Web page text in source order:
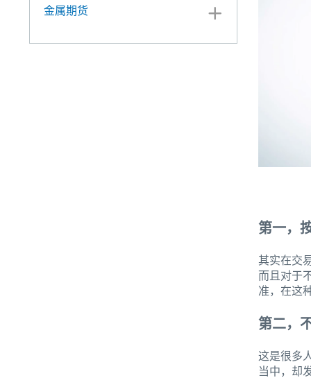
金属期货
第一，
其实在交
而且对于
准，在这
第二，
这是很多
当中，却